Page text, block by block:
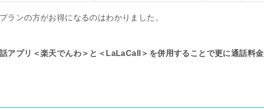
ランの方がお得になるのはわかりました。
アプリ ＜楽天でんわ＞ と ＜LaLaCall＞ を併用することで更に通話料金